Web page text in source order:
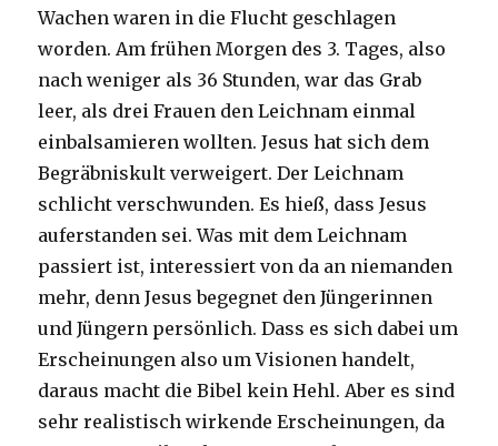
Wachen waren in die Flucht geschlagen
worden. Am frühen Morgen des 3. Tages, also
nach weniger als 36 Stunden, war das Grab
leer, als drei Frauen den Leichnam einmal
einbalsamieren wollten. Jesus hat sich dem
Begräbniskult verweigert. Der Leichnam
schlicht verschwunden. Es hieß, dass Jesus
auferstanden sei. Was mit dem Leichnam
passiert ist, interessiert von da an niemanden
mehr, denn Jesus begegnet den Jüngerinnen
und Jüngern persönlich. Dass es sich dabei um
Erscheinungen also um Visionen handelt,
daraus macht die Bibel kein Hehl. Aber es sind
sehr realistisch wirkende Erscheinungen, da